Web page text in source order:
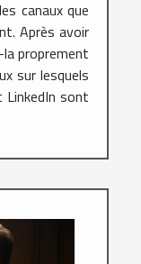
canaux que
Après avoir
proprement
sur lesquels
LinkedIn sont